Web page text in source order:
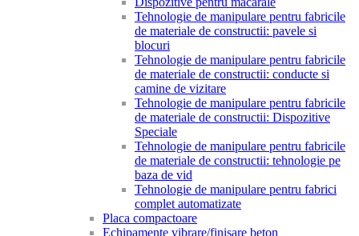
Tehnologie de manipulare pentru fabricile
de materiale de constructii: pavele si
blocuri
Tehnologie de manipulare pentru fabricile
de materiale de constructii: conducte si
camine de vizitare
Tehnologie de manipulare pentru fabricile
de materiale de constructii: Dispozitive
Speciale
Tehnologie de manipulare pentru fabricile
de materiale de constructii: tehnologie pe
baza de vid
Tehnologie de manipulare pentru fabrici
complet automatizate
Placa compactoare
Echipamente vibrare/finisare beton